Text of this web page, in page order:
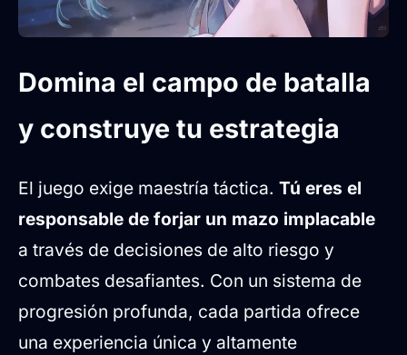
Domina el campo de batalla
y construye tu estrategia
El juego exige maestría táctica. Tú eres el
responsable de forjar un mazo implacable
a través de decisiones de alto riesgo y
combates desafiantes. Con un sistema de
progresión profunda, cada partida ofrece
una experiencia única y altamente